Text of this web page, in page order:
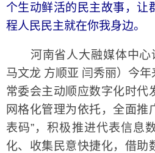
个生动鲜活的民主故事，让
程人民民主就在你我身边。
河南省人大融媒体中心
马文龙 方顺亚 闫秀丽）今
常委会主动顺应数字化时代
网格化管理为依托，全面推
表码”，积极推进代表信息
化、收集民意快捷化，借助